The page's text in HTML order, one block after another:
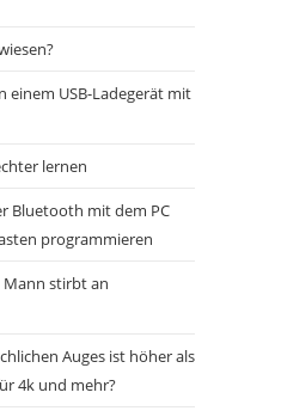
einem USB-Ladegerät mit
lernen
Bluetooth mit dem PC
programmieren
stirbt an
Auges ist höher als
4k und mehr?